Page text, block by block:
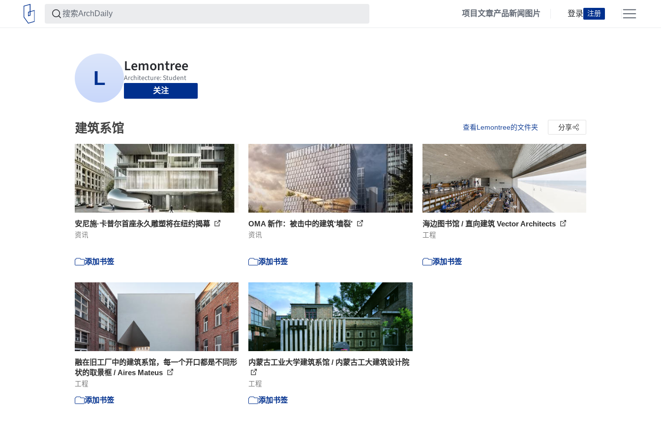
项目文章产品新闻 图片 登录 注册
关注
建筑系馆 查看Lemontree的文件夹 分享
安尼施·卡普尔首座永久雕塑将在纽约揭幕
资讯
添加书签
OMA 新作：被击中的建筑‘墙裂’
资讯
添加书签
海边图书馆 / 直向建筑 Vector Architects
工程
添加书签
融在旧工厂中的建筑系馆，每一个开口都是不同形
状的取景框 / Aires Mateus
工程
添加书签
内蒙古工业大学建筑系馆 / 内蒙古工大建筑设计院
工程
添加书签